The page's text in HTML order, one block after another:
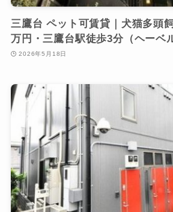
三鷹台 ペット可賃貸｜犬猫多頭
万円・三鷹台駅徒歩3分（ヘーベ
2026年5月18日